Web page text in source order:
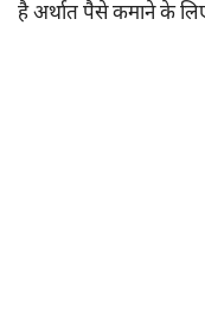
है अर्थात पैसे कमाने के